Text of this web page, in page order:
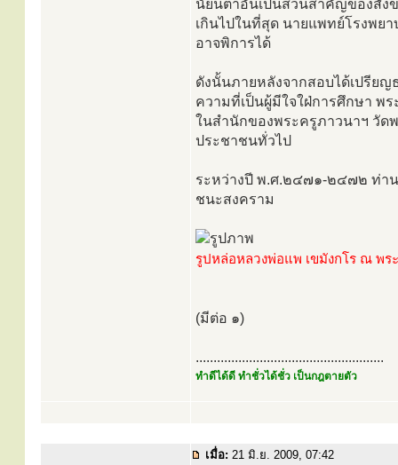
นัยน์ตาอันเป็นส่วนสำคัญของสัง
เกินไปในที่สุด นายแพทย์โรงพย
อาจพิการได้
ดังนั้นภายหลังจากสอบได้เปรีย
ความที่เป็นผู้มีใจใฝ่การศึกษา พ
ในสำนักของพระครูภาวนาฯ วัด
ประชาชนทั่วไป
ระหว่างปี พ.ศ.๒๔๗๑-๒๔๗๒ ท่า
ชนะสงคราม
รูปหล่อหลวงพ่อแพ เขมังกโร ณ พ
(มีต่อ ๑)
.....................................................
ทำดีได้ดี ทำชั่วได้ชั่ว เป็นกฎตายตัว
เมื่อ: 21 มิ.ย. 2009, 07:42